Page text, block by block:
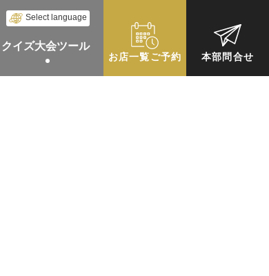
Select language
クイズ大会ツール
お店一覧ご予約 本部問合せ